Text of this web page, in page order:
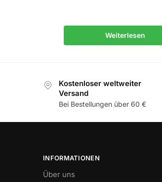
Weiterlesen
Kostenloser weltweiter
Versand
Bei Bestellungen über 60 €
INFORMATIONEN
Über uns